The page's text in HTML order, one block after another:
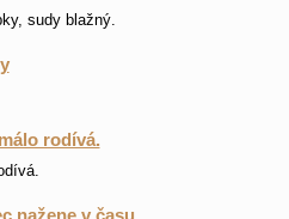
sudy blažný.
rodívá.